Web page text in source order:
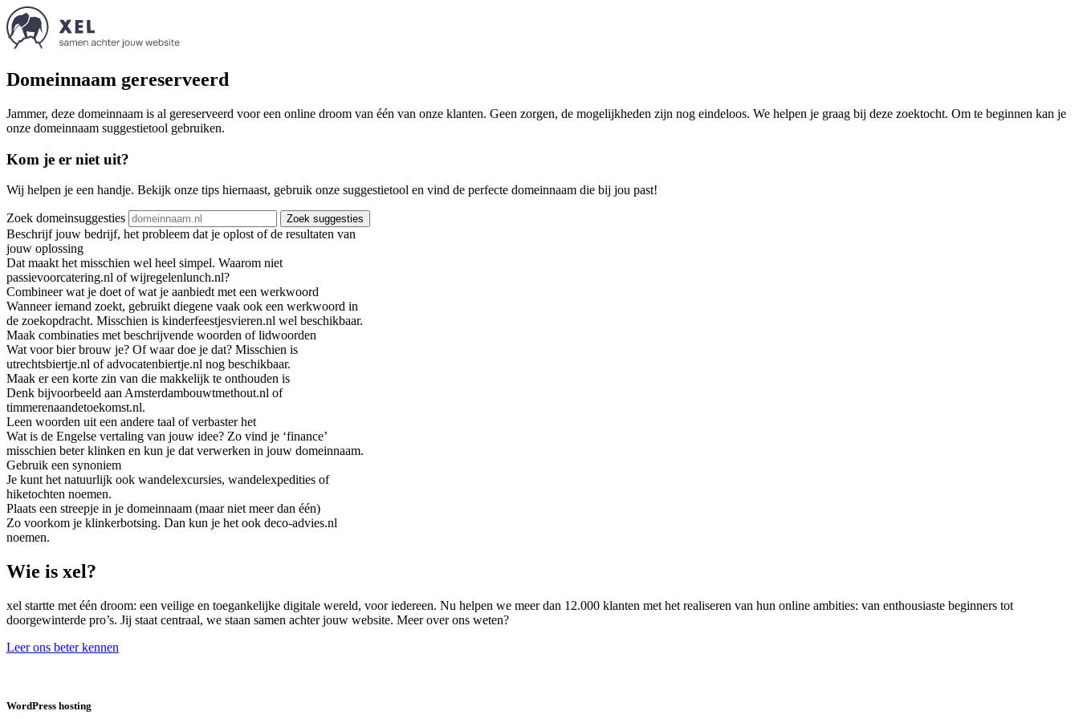
Domeinnaam gereserveerd
Jammer, deze domeinnaam is al gereserveerd voor een online droom van één van onze klanten. Geen zorgen, de mogelijkheden zijn nog eindeloos. We helpen je graag bij deze zoektocht. Om te beginnen kan je
onze domeinnaam suggestietool gebruiken.
Kom je er niet uit?
Wij helpen je een handje. Bekijk onze tips hiernaast, gebruik onze suggestietool en vind de perfecte domeinnaam die bij jou past!
Zoek domeinsuggesties Zoek suggesties
Beschrijf jouw bedrijf, het probleem dat je oplost of de resultaten van
jouw oplossing
Dat maakt het misschien wel heel simpel. Waarom niet
passievoorcatering.nl of wijregelenlunch.nl?
Combineer wat je doet of wat je aanbiedt met een werkwoord
Wanneer iemand zoekt, gebruikt diegene vaak ook een werkwoord in
de zoekopdracht. Misschien is kinderfeestjesvieren.nl wel beschikbaar.
Maak combinaties met beschrijvende woorden of lidwoorden
Wat voor bier brouw je? Of waar doe je dat? Misschien is
utrechtsbiertje.nl of advocatenbiertje.nl nog beschikbaar.
Maak er een korte zin van die makkelijk te onthouden is
Denk bijvoorbeeld aan Amsterdambouwtmethout.nl of
timmerenaandetoekomst.nl.
Leen woorden uit een andere taal of verbaster het
Wat is de Engelse vertaling van jouw idee? Zo vind je ‘finance’
misschien beter klinken en kun je dat verwerken in jouw domeinnaam.
Gebruik een synoniem
Je kunt het natuurlijk ook wandelexcursies, wandelexpedities of
hiketochten noemen.
Plaats een streepje in je domeinnaam (maar niet meer dan één)
Zo voorkom je klinkerbotsing. Dan kun je het ook deco-advies.nl
noemen.
Wie is xel?
xel startte met één droom: een veilige en toegankelijke digitale wereld, voor iedereen. Nu helpen we meer dan 12.000 klanten met het realiseren van hun online ambities: van enthousiaste beginners tot
doorgewinterde pro’s. Jij staat centraal, we staan samen achter jouw website. Meer over ons weten?
Leer ons beter kennen
WordPress hosting